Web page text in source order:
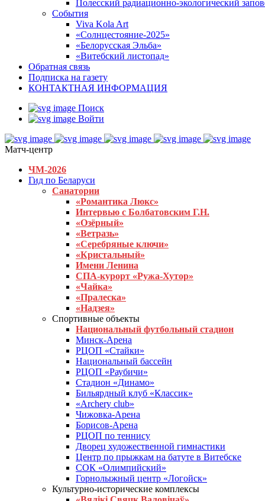
Полесский радиационно-экологический
События
Viva Kola Art
«Солнцестояние-2025»
«Белорусская Эльба»
«Витебский листопад»
Обратная связь
Подписка на газету
КОНТАКТНАЯ ИНФОРМАЦИЯ
Поиск
Войти
Матч-центр
ЧМ-2026
Гид по Беларуси
Санатории
«Романтика Люкс»
Интервью с Болбатовским Г.Н.
«Озёрный»
«Ветразь»
«Серебряные ключи»
«Кристальный»
Имени Ленина
СПА-курорт «Ружа-Хутор»
«Чайка»
«Пралеска»
«Надзея»
Спортивные объекты
Национальный футбольный стадион
Минск-Арена
РЦОП «Стайки»
Национальный бассейн
РЦОП «Раубичи»
Стадион «Динамо»
Бильярдный клуб «Классик»
«Archery club»
Чижовка-Арена
Борисов-Арена
РЦОП по теннису
Дворец художественной гимнастики
Центр по прыжкам на батуте в Витебске
СОК «Олимпийский»
Горнолыжный центр «Логойск»
Культурно-исторические комплексы